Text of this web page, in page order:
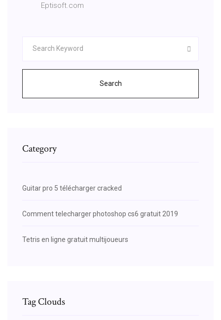
Eptisoft.com
Search
Category
Guitar pro 5 télécharger cracked
Comment telecharger photoshop cs6 gratuit 2019
Tetris en ligne gratuit multijoueurs
Tag Clouds